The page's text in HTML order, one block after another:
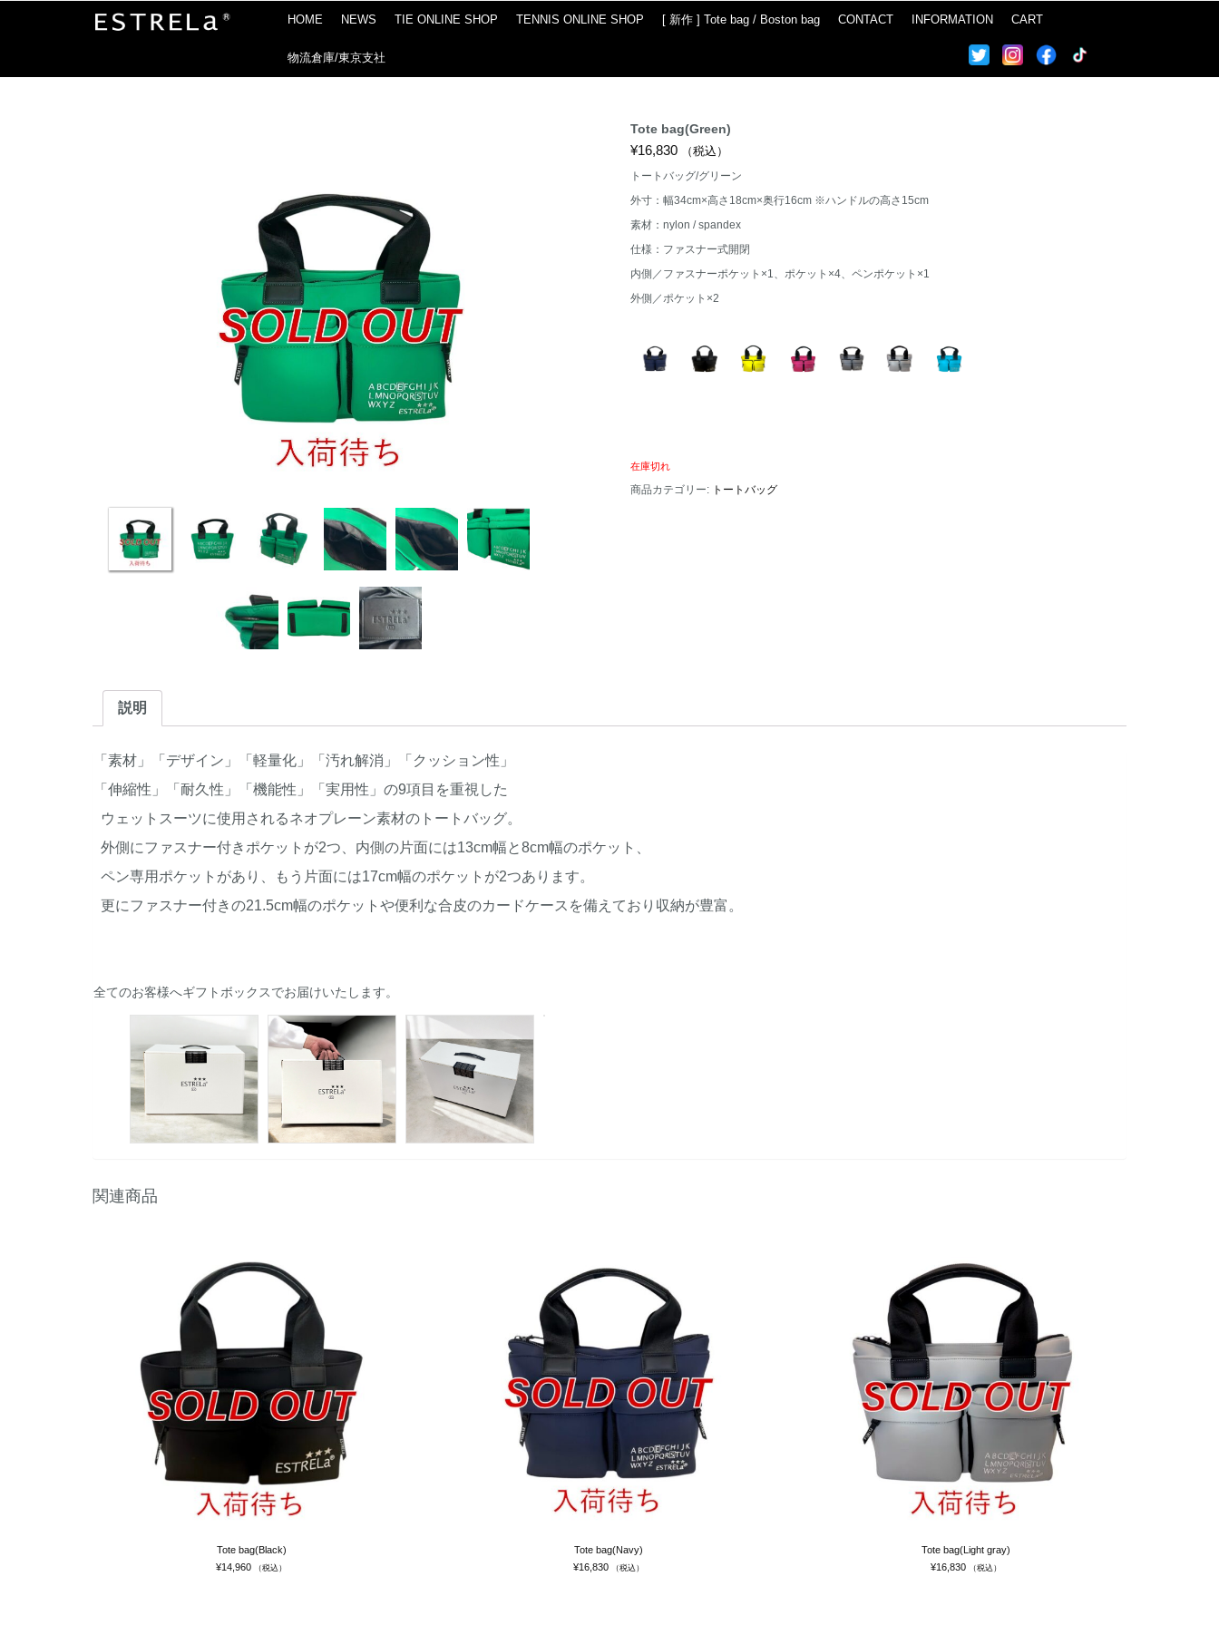
HOME NEWS TIE ONLINE SHOP TENNIS ONLINE SHOP [ 新作 ] Tote bag / Boston bag CONTACT INFORMATION CART
物流倉庫/東京支社
Tote bag(Green)
¥16,830 （税込）
トートバッグ/グリーン
外寸：幅34cm×高さ18cm×奥行16cm ※ハンドルの高さ15cm
素材： nylon / spandex
仕様： ファスナー式開閉
内側／ファスナーポケット×1、ポケット×4、ペンポケット×1
外側／ポケット×2
在庫切れ
商品カテゴリー: トートバッグ
説明
「素材」「デザイン」「軽量化」「汚れ解消」「クッション性」
「伸縮性」「耐久性」「機能性」「実用性」の9項目を重視した
ウェットスーツに使用されるネオプレーン素材のトートバッグ。
外側にファスナー付きポケットが2つ、 内側の片面には13cm幅と8cm幅のポケット、
ペン専用ポケットがあり、もう片面には17cm幅のポケットが2つあります。
更にファスナー付きの21.5cm幅のポケットや便利な合皮のカードケースを備えており 収納が豊富。
全てのお客様へギフトボックスでお届けいたします。
関連商品
Tote bag(Black)
¥14,960 （税込）
Tote bag(Navy)
¥16,830 （税込）
Tote bag(Light gray)
¥16,830 （税込）